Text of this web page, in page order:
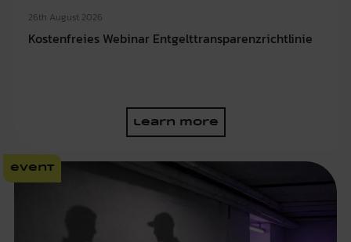
26th August 2026
Kostenfreies Webinar Entgelttransparenzrichtlinie
learn more
event